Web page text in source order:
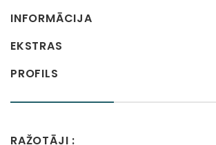
INFORMĀCIJA
EKSTRAS
PROFILS
RAŽOTĀJI :